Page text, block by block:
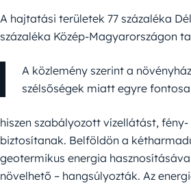
A hajtatási területek 77 százaléka
százaléka Közép-Magyarországon
A közlemény szerint a
szélsőségek miatt egyre
hiszen szabályozott vízellátást,
biztosítanak. Belföldön a
geotermikus energia
növelhető – hangsúlyozták. Az